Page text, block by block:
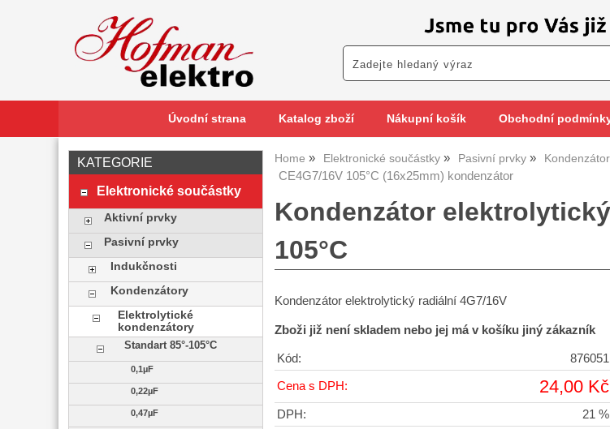
Úvodní strana Katalog zboží Nákupní košík Obchodní
Home Elektronické součástky Pasivní prvky
CE4G7/16V 105°C (16x25mm) kondenzátor
Kondenzátor
105°C
Kondenzátor elektrolytický radiální 4G7/16V
Zboži již není skladem nebo jej má v košíku jiný zákazník
Kód: 876051
Cena s DPH: 24,00 Kč
DPH: 21 %
KATEGORIE
Elektronické součástky
Aktivní prvky
Pasivní prvky
Indukčnosti
Kondenzátory
Elektrolytické
kondenzátory
Standart 85°-105°C
0,1µF
0,22µF
0,47µF